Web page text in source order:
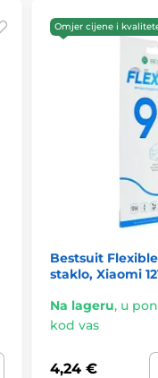
Omjer cijene i
Bestsuit
staklo, Xiaomi
Na lageru, u
kod vas
4,24 €